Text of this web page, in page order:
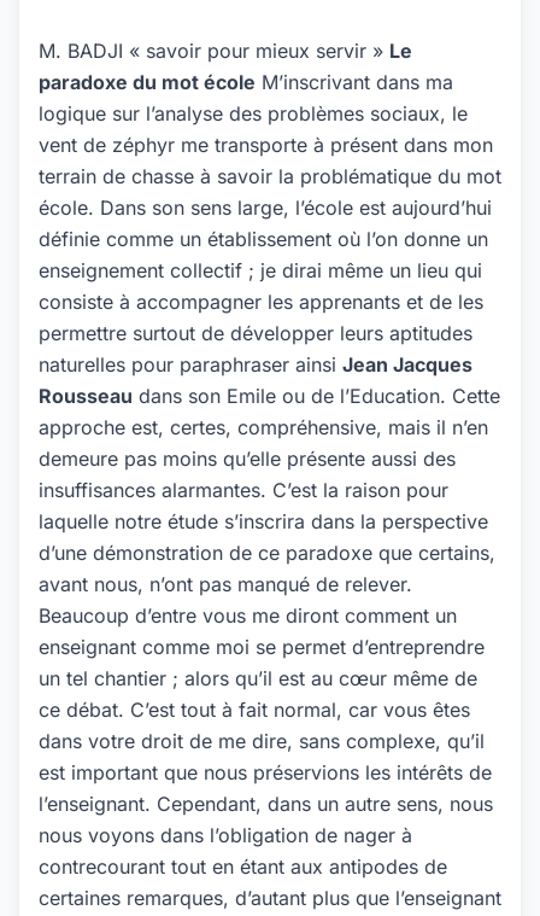
M. BADJI « savoir pour mieux servir » Le
paradoxe du mot école M’inscrivant dans ma
logique sur l’analyse des problèmes sociaux, le
vent de zéphyr me transporte à présent dans mon
terrain de chasse à savoir la problématique du mot
école. Dans son sens large, l’école est aujourd’hui
définie comme un établissement où l’on donne un
enseignement collectif ; je dirai même un lieu qui
consiste à accompagner les apprenants et de les
permettre surtout de développer leurs aptitudes
naturelles pour paraphraser ainsi Jean Jacques
Rousseau dans son Emile ou de l’Education. Cette
approche est, certes, compréhensive, mais il n’en
demeure pas moins qu’elle présente aussi des
insuffisances alarmantes. C’est la raison pour
laquelle notre étude s’inscrira dans la perspective
d’une démonstration de ce paradoxe que certains,
avant nous, n’ont pas manqué de relever.
Beaucoup d’entre vous me diront comment un
enseignant comme moi se permet d’entreprendre
un tel chantier ; alors qu’il est au cœur même de
ce débat. C’est tout à fait normal, car vous êtes
dans votre droit de me dire, sans complexe, qu’il
est important que nous préservions les intérêts de
l’enseignant. Cependant, dans un autre sens, nous
nous voyons dans l’obligation de nager à
contrecourant tout en étant aux antipodes de
certaines remarques, d’autant plus que l’enseignant